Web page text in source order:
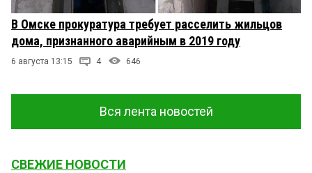
В Омске прокуратура требует расселить жильцов
дома, признанного аварийным в 2019 году
6 августа 13:15 4 646
Вся лента новостей
СВЕЖИЕ НОВОСТИ